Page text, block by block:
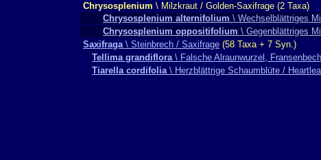
Chrysosplenium \ Milzkraut / Golden-Saxifrage (2 Taxa)
Chrysosplenium alternifolium \ Wechselblättriges
Chrysosplenium oppositifolium \ Gegenblättriges
Saxifraga\ Steinbrech / Saxifrage (58 Taxa + 7 Syn.)
Tellima grandiflora\ Falsche Alraunwurzel,
Tiarella cordifolia\ Herzblättrige Schaumblüte /